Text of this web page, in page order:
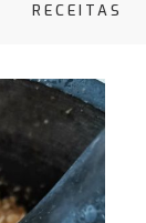
RECEITAS